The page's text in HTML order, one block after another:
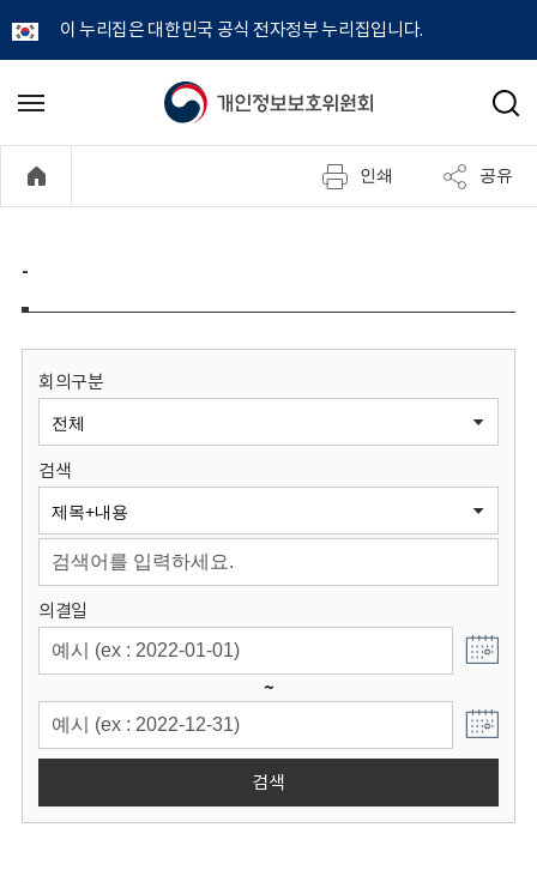
이 누리집은 대한민국 공식 전자정부 누리집입니다.
개
정
보
원
회
메
기
검
인쇄 공유
-
회의구분
검색
의결일
~
검색